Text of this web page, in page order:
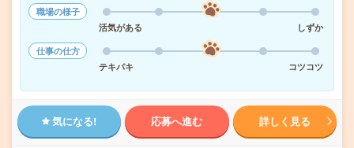
職場の様子
活気がある
しずか
仕事の仕方
テキパキ
コツコツ
気になる! 応募へ進む 詳しく見る